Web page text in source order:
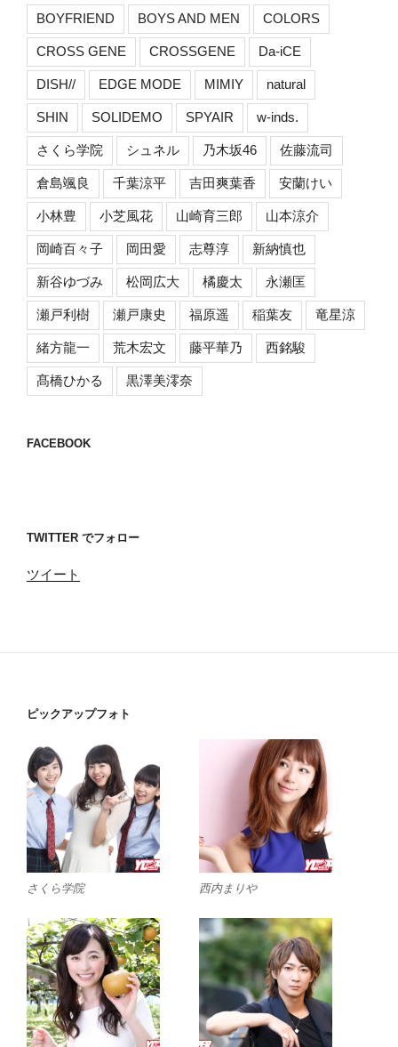
BOYFRIEND BOYS AND MEN COLORS
CROSS GENE CROSSGENE Da-iCE
DISH// EDGE MODE MIMIY natural
SHIN SOLIDEMO SPYAIR w-inds.
さくら学院 シュネル 乃木坂46 佐藤流司
倉島颯良 千葉涼平 吉田爽葉香 安蘭けい
小林豊 小芝風花 山崎育三郎 山本涼介
岡崎百々子 岡田愛 志尊淳 新納慎也
新谷ゆづみ 松岡広大 橘慶太 永瀬匡
瀬戸利樹 瀬戸康史 福原遥 稲葉友 竜星涼
緒方龍一 荒木宏文 藤平華乃 西銘駿
髙橋ひかる 黒澤美澪奈
FACEBOOK
TWITTER でフォロー
ツイート
ピックアップフォト
さくら学院 西内まりや